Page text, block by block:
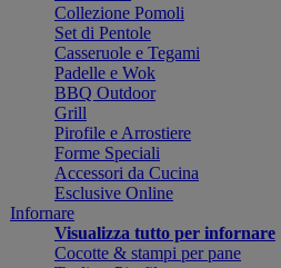
Collezione Pomoli
Set di Pentole
Casseruole e Tegami
Padelle e Wok
BBQ Outdoor
Grill
Pirofile e Arrostiere
Forme Speciali
Accessori da Cucina
Esclusive Online
Infornare
Visualizza tutto per infornare
Cocotte & stampi per pane